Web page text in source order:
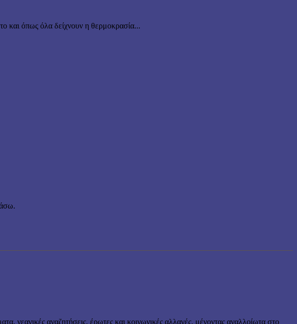
και όπως όλα δείχνουν η θερμοκρασία...
νεανικές αναζητήσεις, έρωτες και κοινωνικές αλλαγές, μένοντας αναλλοίωτα στο